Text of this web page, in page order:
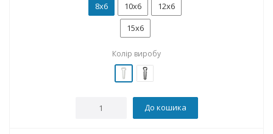
8x6 10x6
12х6
15x6
Колір виробу
До кошика